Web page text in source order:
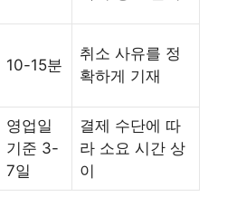
10-15분
취소 사유를 정
확하게 기재
영업일
기준 3-
7일
결제 수단에 따
라 소요 시간 상
이